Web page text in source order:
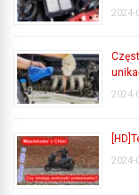
2024-
2024-
2024-